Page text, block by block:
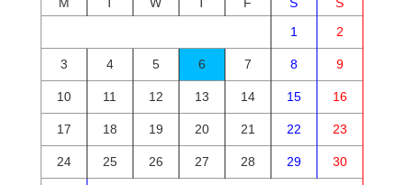
1
2
3 4 5 6 7 8 9
10 11 12 13 14 15 16
17 18 19 20 21 22 23
24 25 26 27 28 29 30